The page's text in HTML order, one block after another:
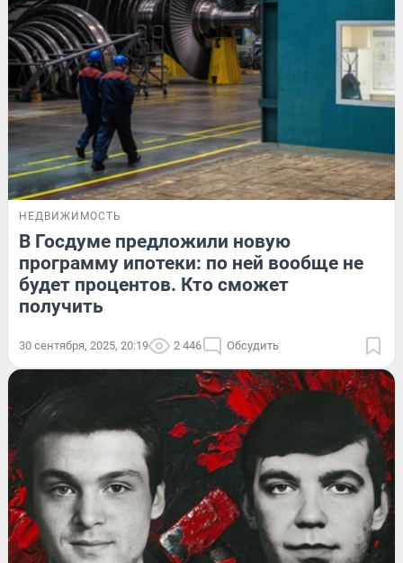
НЕДВИЖИМОСТЬ
В Госдуме предложили новую
программу ипотеки: по ней вообще не
будет процентов. Кто сможет
получить
30 сентября, 2025, 20:19 2 446 Обсудить